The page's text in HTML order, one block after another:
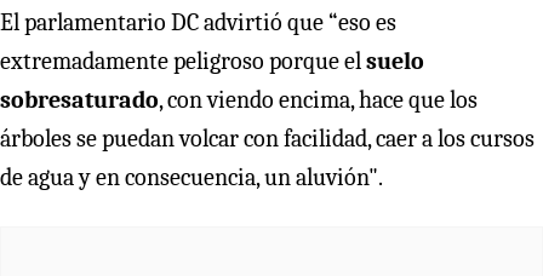
El parlamentario DC advirtió que “eso es
extremadamente peligroso porque elsuelo
sobresaturado, con viendo encima, hace que los
árboles se puedan volcar con facilidad, caer a los cursos
de agua y en consecuencia, un aluvión".